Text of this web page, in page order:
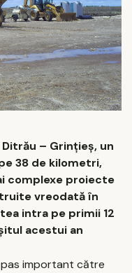
– Grințieș, un
38 de kilometri,
complexe proiecte
vreodată în
intra pe primii 12
acestui an
important către